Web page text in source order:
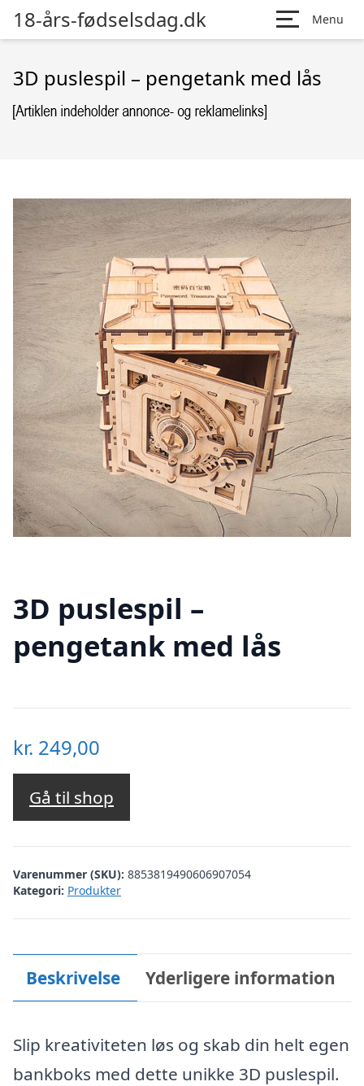
18-års-fødselsdag.dk Menu
3D puslespil – pengetank med lås
3D puslespil –
pengetank med lås
kr. 249,00
Gå til shop
Varenummer (SKU): 8853819490606907054
Kategori: Produkter
Beskrivelse Yderligere information
Slip kreativiteten løs og skab din helt egen
bankboks med dette unikke 3D puslespil.